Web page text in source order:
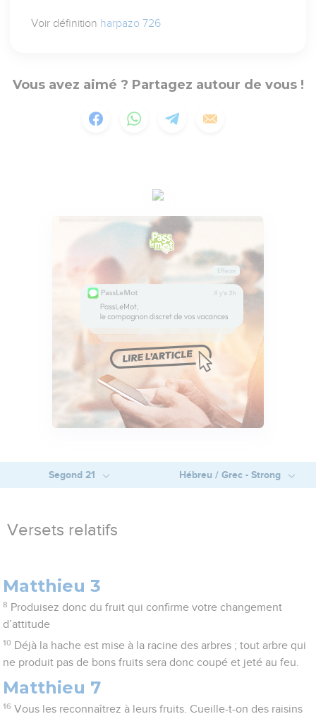
Voir définition harpazo 726
Vous avez aimé ? Partagez autour de vous !
Segond 21 Hébreu / Grec - Strong
Versets relatifs
Matthieu 3
8 Produisez donc du fruit qui confirme votre changement
d’attitude
10 Déjà la hache est mise à la racine des arbres ; tout arbre qui
ne produit pas de bons fruits sera donc coupé et jeté au feu.
Matthieu 7
16 Vous les reconnaîtrez à leurs fruits. Cueille-t-on des raisins